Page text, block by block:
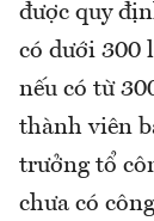
được quy
có dưới 300
nếu có từ
thành viên
trưởng tổ
chưa có